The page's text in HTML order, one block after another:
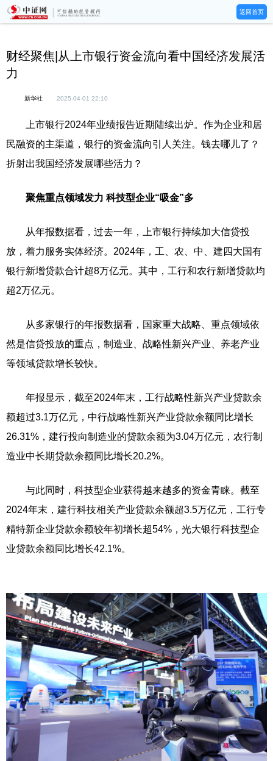
返回首页
财经聚焦|从上市银行资金流向看中国经济发展活
力
新华社 2025-04-01 22:10
上市银行2024年业绩报告近期陆续出炉。作为企业和居
民融资的主渠道，银行的资金流向引人关注。钱去哪儿了？
折射出我国经济发展哪些活力？
聚焦重点领域发力 科技型企业“吸金”多
从年报数据看，过去一年，上市银行持续加大信贷投
放，着力服务实体经济。2024年，工、农、中、建四大国有
银行新增贷款合计超8万亿元。其中，工行和农行新增贷款均
超2万亿元。
从多家银行的年报数据看，国家重大战略、重点领域依
然是信贷投放的重点，制造业、战略性新兴产业、养老产业
等领域贷款增长较快。
年报显示，截至2024年末，工行战略性新兴产业贷款余
额超过3.1万亿元，中行战略性新兴产业贷款余额同比增长
26.31%，建行投向制造业的贷款余额为3.04万亿元，农行制
造业中长期贷款余额同比增长20.2%。
与此同时，科技型企业获得越来越多的资金青睐。截至
2024年末，建行科技相关产业贷款余额超3.5万亿元，工行专
精特新企业贷款余额较年初增长超54%，光大银行科技型企
业贷款余额同比增长42.1%。